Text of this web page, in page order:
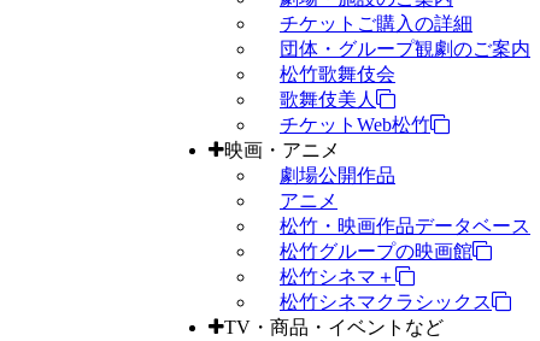
チケットご購入の詳細
団体・グループ観劇のご案内
松竹歌舞伎会
歌舞伎美人
チケットWeb松竹
映画・アニメ
劇場公開作品
アニメ
松竹・映画作品データベース
松竹グループの映画館
松竹シネマ＋
松竹シネマクラシックス
TV・商品・イベントなど